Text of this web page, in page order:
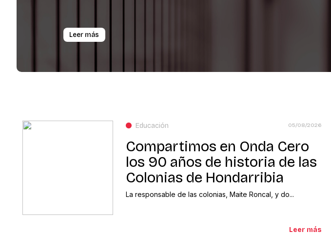
Leer más
Educación 05/08/2026
Compartimos en Onda Cero
los 90 años de historia de las
Colonias de Hondarribia
La responsable de las colonias, Maite Roncal, y do...
Leer más